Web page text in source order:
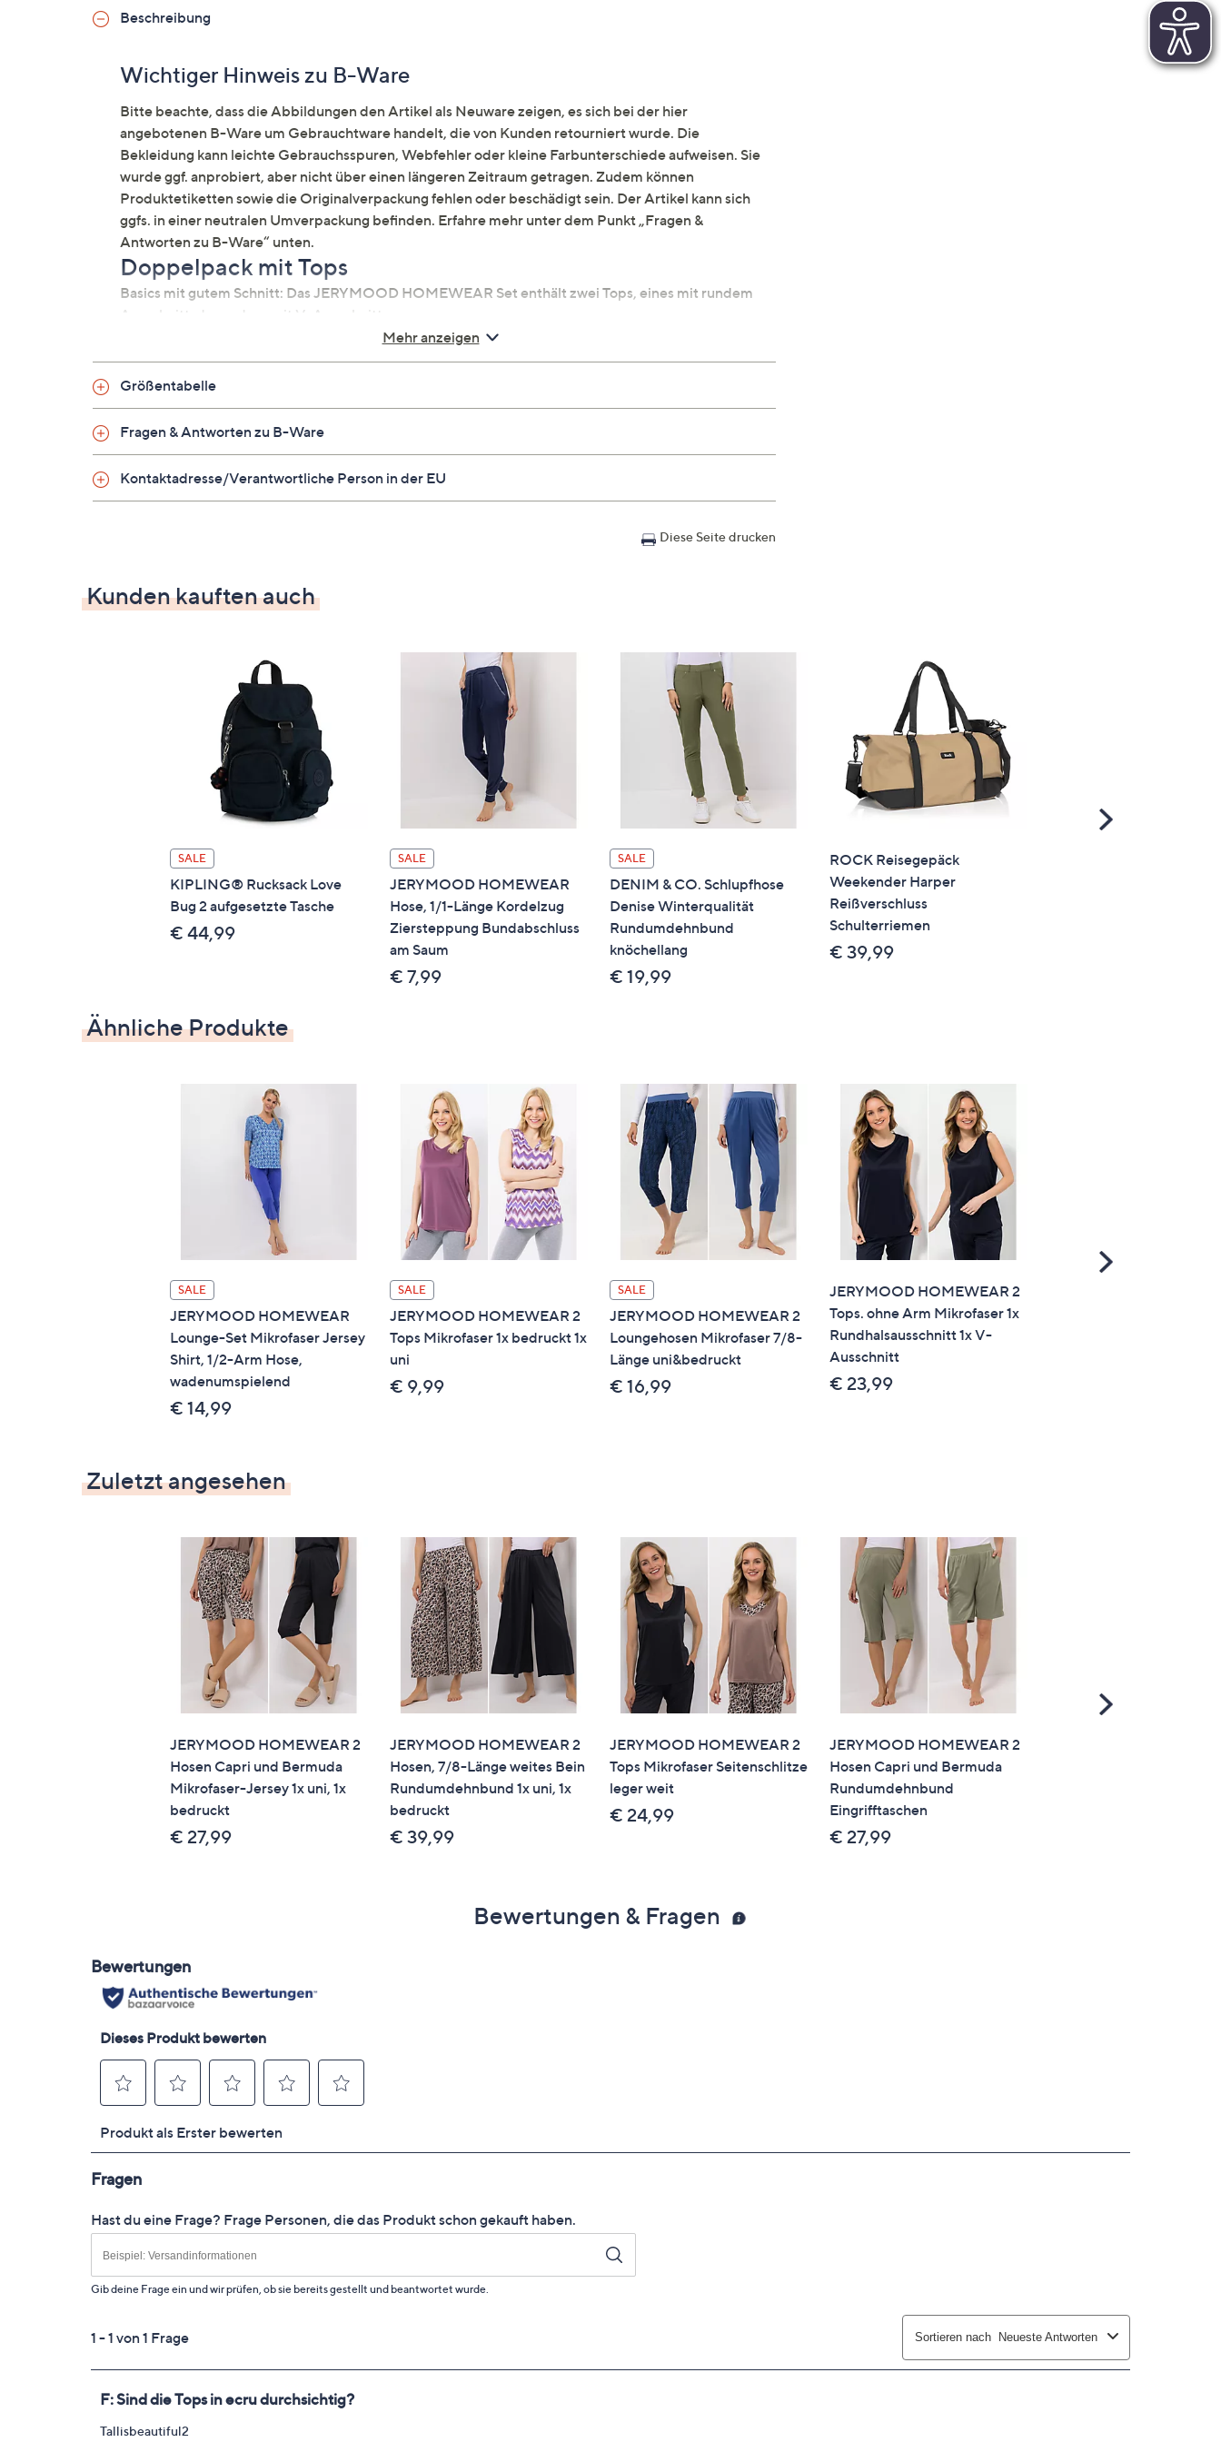
Beschreibung
Wichtiger Hinweis zu B-Ware
Bitte beachte, dass die Abbildungen den Artikel als Neuware zeigen, es sich bei der hier
angebotenen B-Ware um Gebrauchtware handelt, die von Kunden retourniert wurde. Die
Bekleidung kann leichte Gebrauchsspuren, Webfehler oder kleine Farbunterschiede aufweisen. Sie
wurde ggf. anprobiert, aber nicht über einen längeren Zeitraum getragen. Zudem können
Produktetiketten sowie die Originalverpackung fehlen oder beschädigt sein. Der Artikel kann sich
ggfs. in einer neutralen Umverpackung befinden. Erfahre mehr unter dem Punkt „Fragen &
Antworten zu B-Ware“ unten.
Doppelpack mit Tops
Basics mit gutem Schnitt: Das JERYMOOD HOMEWEAR Set enthält zwei Tops, eines mit rundem
Ausschnitt, das andere mit V-Ausschnitt.
Was erhalte ich?
Top mit Rundhalsausschnitt
Auf einen Blick
Mikrofaser Jersey Interlock
Maße (Größe S) & Passform
figurumspielend
hüftumspielend
100 % Polyester
Maschinenwäsche
Qualitätshinweise
Mehr anzeigen
Größentabelle
Fragen & Antworten zu B-Ware
Kontaktadresse/Verantwortliche Person in der EU
Diese Seite drucken
Kunden kauften auch
SALE
KIPLING® Rucksack Love
Bug 2 aufgesetzte Tasche
€ 44,99
SALE
JERYMOOD HOMEWEAR
Hose, 1/1-Länge Kordelzug
Ziersteppung Bundabschluss
am Saum
€ 7,99
SALE
DENIM & CO. Schlupfhose
Denise Winterqualität
Rundumdehnbund
knöchellang
€ 19,99
ROCK Reisegepäck
Weekender Harper
Reißverschluss
Schulterriemen
€ 39,99
Scroll
Ähnliche Produkte
SALE
JERYMOOD HOMEWEAR
Lounge-Set Mikrofaser Jersey
Shirt, 1/2-Arm Hose,
wadenumspielend
€ 14,99
SALE
JERYMOOD HOMEWEAR 2
Tops Mikrofaser 1x bedruckt 1x
uni
€ 9,99
SALE
JERYMOOD HOMEWEAR 2
Loungehosen Mikrofaser 7/8-
Länge uni&bedruckt
€ 16,99
JERYMOOD HOMEWEAR 2
Tops. ohne Arm Mikrofaser 1x
Rundhalsausschnitt 1x V-
Ausschnitt
€ 23,99
Scroll
Zuletzt angesehen
JERYMOOD HOMEWEAR 2
Hosen Capri und Bermuda
Mikrofaser-Jersey 1x uni, 1x
bedruckt
€ 27,99
JERYMOOD HOMEWEAR 2
Hosen, 7/8-Länge weites Bein
Rundumdehnbund 1x uni, 1x
bedruckt
€ 39,99
JERYMOOD HOMEWEAR 2
Tops Mikrofaser Seitenschlitze
leger weit
€ 24,99
JERYMOOD HOMEWEAR 2
Hosen Capri und Bermuda
Rundumdehnbund
Eingrifftaschen
€ 27,99
Scroll
Bewertungen & Fragen